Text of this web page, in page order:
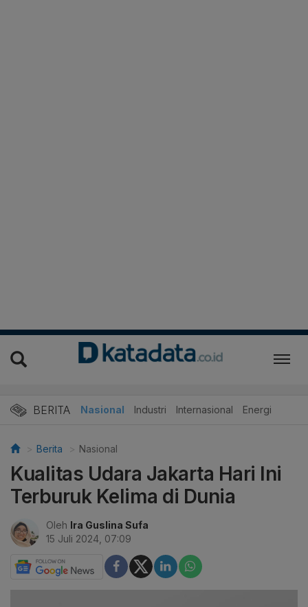
BERITA Nasional Industri Internasional Energi
Berita Nasional
Kualitas Udara Jakarta Hari Ini
Terburuk Kelima di Dunia
Oleh Ira Guslina Sufa
15 Juli 2024, 07:09